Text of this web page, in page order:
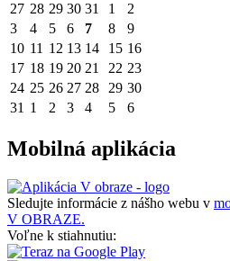
27 28 29 30 31 1
2
3
4 5 6 7 8
9
10 11 12 13 14 15 16
17 18 19 20 21 22 23
24 25 26 27 28 29 30
31 1 2 3 4 5 6
Mobilná aplikácia
Sledujte informácie z nášho webu v
V OBRAZE.
Voľne k stiahnutiu: